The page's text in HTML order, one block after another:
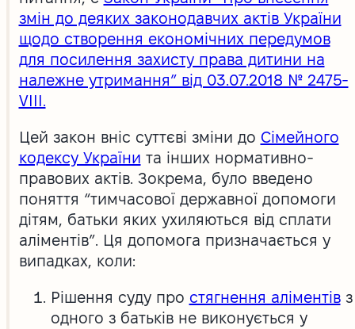
змін до деяких законодавчих актів України
щодо створення економічних передумов
для посилення захисту права дитини на
належне утримання” від 03.07.2018 № 2475-
VIII.
Цей закон вніс суттєві зміни до Сімейного
кодексу України та інших нормативно-
правових актів. Зокрема, було введено
поняття “тимчасової державної допомоги
дітям, батьки яких ухиляються від сплати
аліментів”. Ця допомога призначається у
випадках, коли:
Рішення суду про стягнення аліментівз
одного з батьків не виконується у